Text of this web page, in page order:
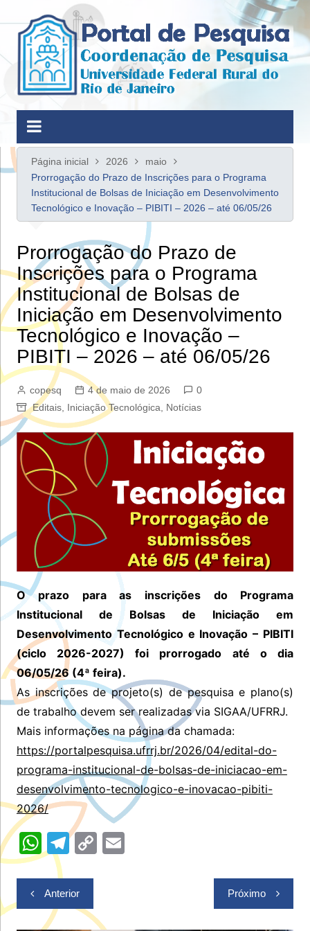
para
conteúdo
Página inicial 2026
maio
Prorrogação do Prazo de Inscrições para o Programa
Institucional de Bolsas de Iniciação em Desenvolvimento
Tecnológico e Inovação – PIBITI – 2026 – até 06/05/26
Prorrogação do Prazo de
Inscrições para o Programa
Institucional de Bolsas de
Iniciação em Desenvolvimento
Tecnológico e Inovação –
PIBITI – 2026 – até 06/05/26
copesq 4 de maio de 2026
0
Editais, Iniciação Tecnológica Notícias
O prazo para as inscrições do Programa
Institucional de Bolsas de Iniciação em
Desenvolvimento Tecnológico e Inovação – PIBITI
(ciclo 2026-2027) foi prorrogado até o dia
06/05/26 (4ª feira).
As inscrições de projeto(s) de pesquisa e plano(s)
de trabalho devem ser realizadas via SIGAA/UFRRJ.
Mais informações na página da chamada:
https://portalpesquisa.ufrrj.br/2026/04/edital-do-
programa-institucional-de-bolsas-de-iniciacao-em-
desenvolvimento-tecnologico-e-inovacao-pibiti-
2026/
W
h
at
s
T
e
gr
C E
Navegação
de
Anterior Próximo